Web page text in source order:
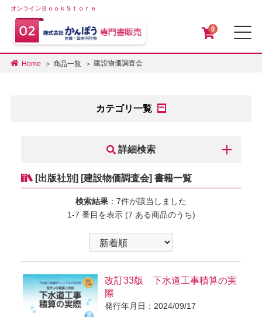
オンラインＢｏｏｋＳｔｏｒｅ
0
Home 商品一覧 建設物価調査会
カテゴリ一覧
詳細検索
[出版社別] [建設物価調査会] 書籍一覧
検索結果 ：7件が該当しました
1-7 番目を表示 (7 ある商品のうち)
改訂33版 下水道工事積算の実
際
発行年月日：2024/09/17